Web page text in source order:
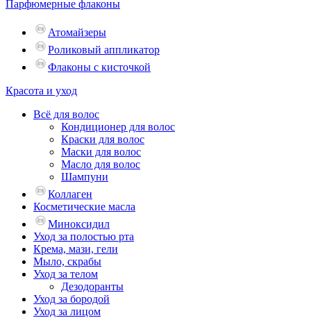
Парфюмерные флаконы
Атомайзеры
Роликовый аппликатор
Флаконы с кисточкой
Красота и уход
Всё для волос
Кондиционер для волос
Краски для волос
Маски для волос
Масло для волос
Шампуни
Коллаген
Косметические масла
Миноксидил
Уход за полостью рта
Крема, мази, гели
Мыло, скрабы
Уход за телом
Дезодоранты
Уход за бородой
Уход за лицом